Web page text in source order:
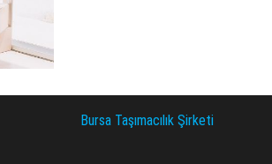
Bursa Taşımacılık Şirketi